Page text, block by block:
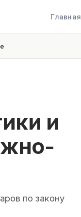
Главная
и
по закону